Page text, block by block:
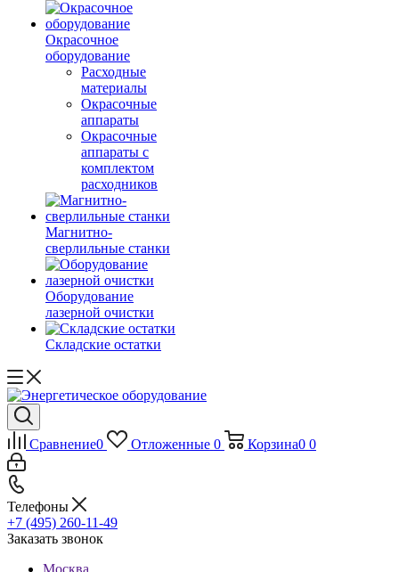
Окрасочное
оборудование
Расходные
материалы
Окрасочные
аппараты
Окрасочные
аппараты с
комплектом
расходников
Магнитно-
сверлильные станки
Оборудование
лазерной очистки
Складские остатки
Сравнение0 Отложенные 0 Корзина0 0
Телефоны
+7 (495) 260-11-49
Заказать звонок
Москва